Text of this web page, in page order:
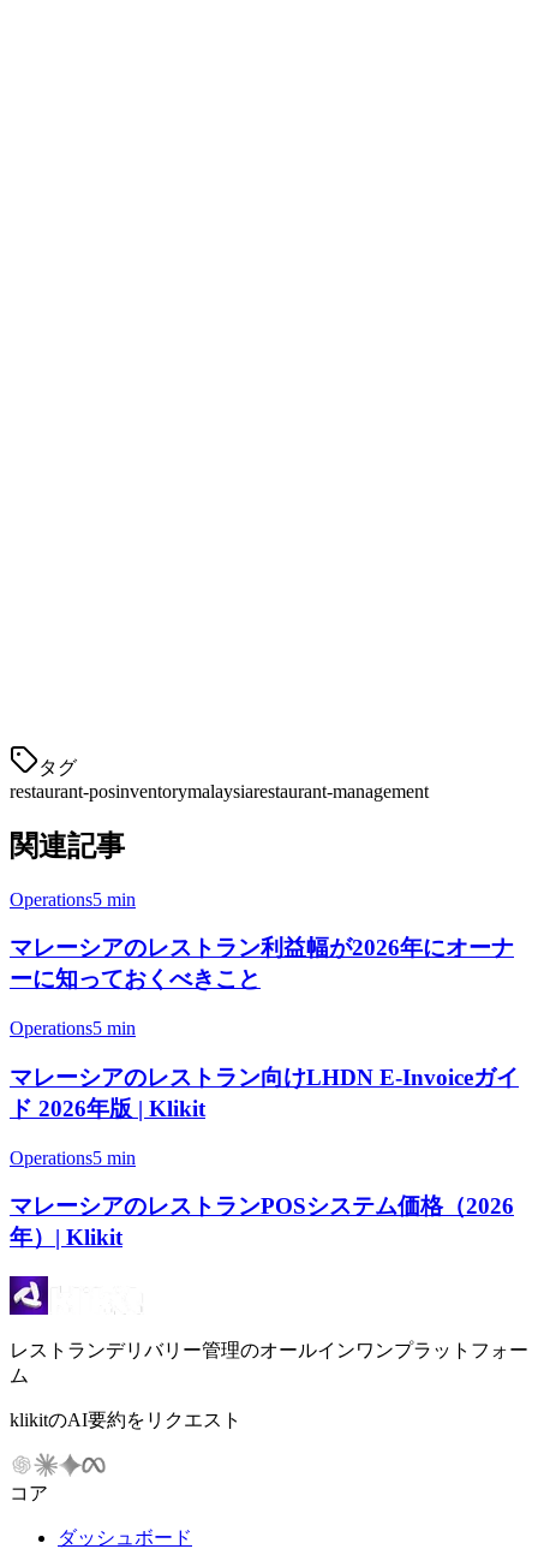
タグ
restaurant-posinventorymalaysiarestaurant-management
関連記事
Operations5 min
マレーシアのレストラン利益幅が2026年にオーナ
ーに知っておくべきこと
Operations5 min
マレーシアのレストラン向けLHDN E-Invoiceガイ
ド 2026年版 | Klikit
Operations5 min
マレーシアのレストランPOSシステム価格（2026
年）| Klikit
レストランデリバリー管理のオールインワンプラットフォー
ム
klikitのAI要約をリクエスト
コア
ダッシュボード